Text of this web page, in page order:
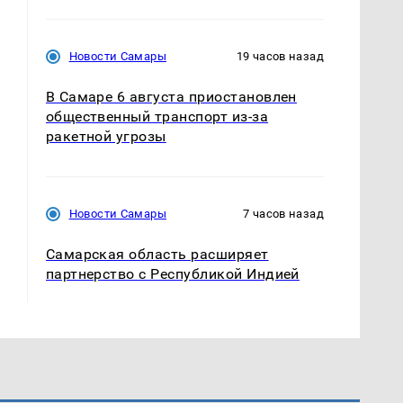
Новости Самары 19 часов назад
В Самаре 6 августа приостановлен
общественный транспорт из-за
ракетной угрозы
Новости Самары 7 часов назад
Самарская область расширяет
партнерство с Республикой Индией